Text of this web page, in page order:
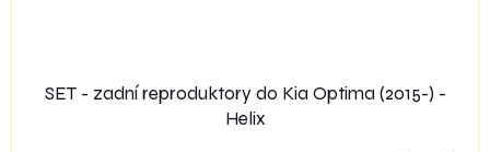
SET - zadní reproduktory do Kia Optima (2015-) -
Helix